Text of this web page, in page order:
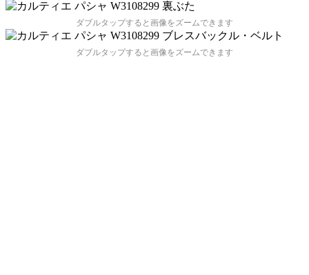
ダブルタップすると画像をズームできます
ダブルタップすると画像をズームできます